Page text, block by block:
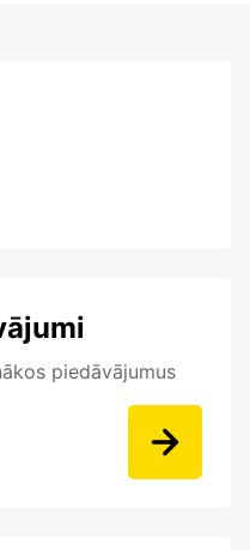
piedāvājumus